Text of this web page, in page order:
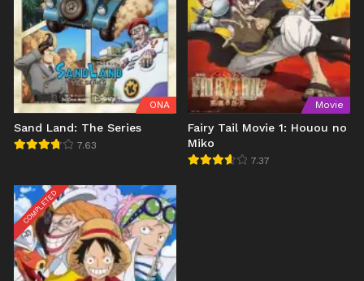
ONA
Sand Land: The Series
7.63
Movie
Fairy Tail Movie 1: Houou no
Miko
7.37
COMPLETED